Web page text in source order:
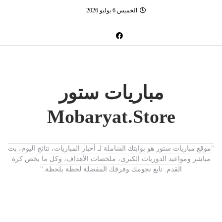
الخميس 6 يوليو 2026
مباريات ستور
Mobaryat.Store
"موقع مباريات ستور هو بوابتك الشاملة لـ أخبار المباريات، نتائج اليوم، بث
مباشر ومواعيد الدوريات الكبرى، ملخصات الأهداف، وكل ما يخص كرة
القدم. تابع نجومك وفرقك المفضلة لحظة بلحظة."